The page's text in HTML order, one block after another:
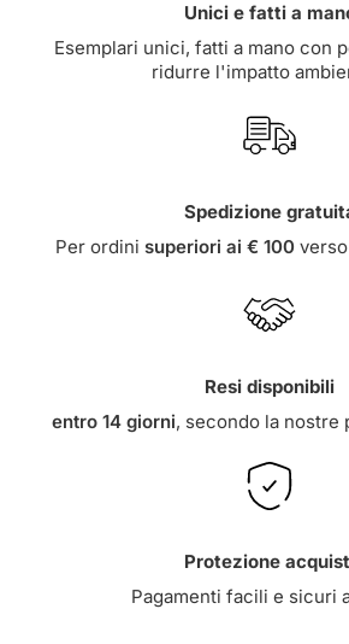
Unici e fatti a
Esemplari unici, fatti a mano con
ridurre l'impatto
Spedizione
Per ordini superiori ai € 100verso
Resi disponibili
entro 14 giorni, secondo la nostre
Protezione
Pagamenti facili e sicuri